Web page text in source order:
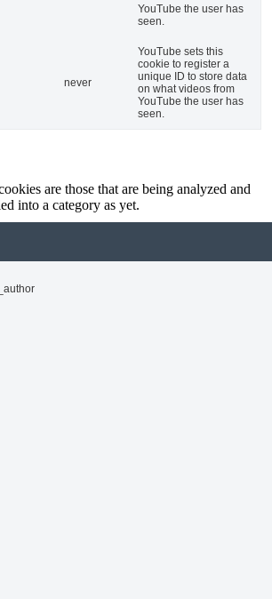
YouTube the user has
seen.
never
YouTube sets this
cookie to register a
unique ID to store data
on what videos from
YouTube the user has
seen.
are those that are being analyzed and
into a category as yet.